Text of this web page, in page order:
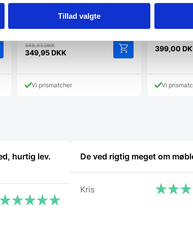
Tillad valgte
549,95DKKDen
oprindelige
var:
549,95 DKK.
349,95 DKK
pris
er:Vi prismatcher
399,00
Vi
hurtig lev.
De ved rigtig meget om
Kris